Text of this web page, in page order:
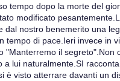
tempo dopo la morte del
modificato
dal nostro benemerito una
tempo di pace.Ieri invece in
"Manterremo il segreto".Non
a lui naturalmente.SI
è visto atterrare davanti un